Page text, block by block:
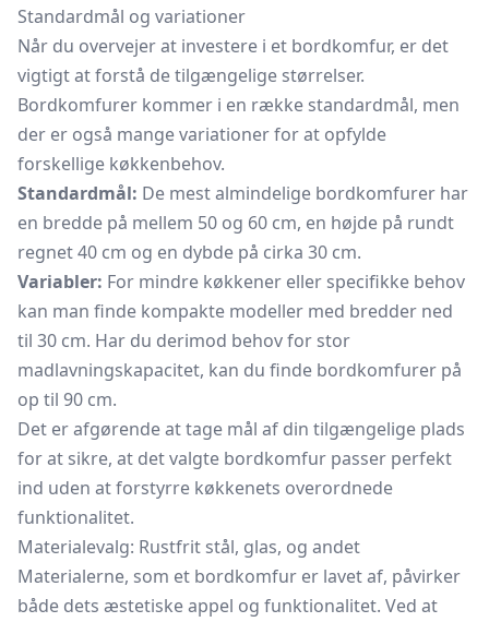
Standardmål og variationer
Når du overvejer at investere i et bordkomfur, er det
vigtigt at forstå de tilgængelige størrelser.
Bordkomfurer kommer i en række standardmål, men
der er også mange variationer for at opfylde
forskellige køkkenbehov.
Standardmål: De mest almindelige bordkomfurer har
en bredde på mellem 50 og 60 cm, en højde på rundt
regnet 40 cm og en dybde på cirka 30 cm.
Variabler: For mindre køkkener eller specifikke behov
kan man finde kompakte modeller med bredder ned
til 30 cm. Har du derimod behov for stor
madlavningskapacitet, kan du finde bordkomfurer på
op til 90 cm.
Det er afgørende at tage mål af din tilgængelige plads
for at sikre, at det valgte bordkomfur passer perfekt
ind uden at forstyrre køkkenets overordnede
funktionalitet.
Materialevalg: Rustfrit stål, glas, og andet
Materialerne, som et bordkomfur er lavet af, påvirker
både dets æstetiske appel og funktionalitet. Ved at